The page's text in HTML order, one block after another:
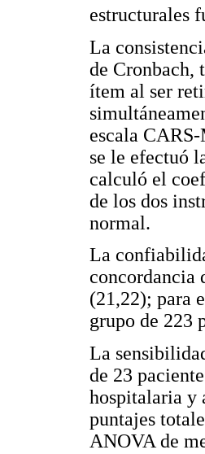
estructurales
La
de Cronbach,
ítem al ser
escala
se le efectuó
calculó el
de los dos
normal.
La
concordancia
(21,22); para
grupo de 223
La
de 23
hospitalaria y
puntajes
ANOVA de